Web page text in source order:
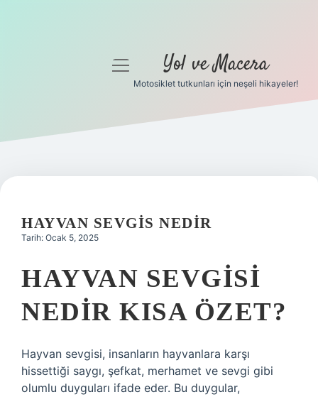
Gizlilik Politikası
Yasal Uyarı
menüyü
Yol ve Macera
Motosiklet tutkunları için neşeli hikayeler!
HAYVAN SEVGIS NEDIR
Tarih: Ocak 5, 2025
HAYVAN SEVGISI
NEDIR KISA ÖZET?
Hayvan sevgisi, insanların hayvanlara karşı
hissettiği saygı, şefkat, merhamet ve sevgi gibi
olumlu duyguları ifade eder. Bu duygular,